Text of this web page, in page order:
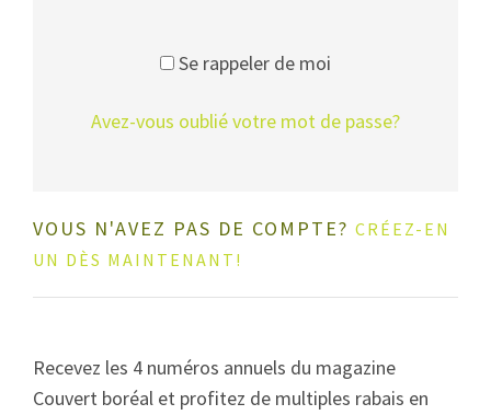
Se rappeler de moi
Avez-vous oublié votre mot de passe?
VOUS N'AVEZ PAS DE COMPTE? CRÉEZ-EN
UN DÈS MAINTENANT!
Recevez les 4 numéros annuels du magazine
Couvert boréal et profitez de multiples rabais en